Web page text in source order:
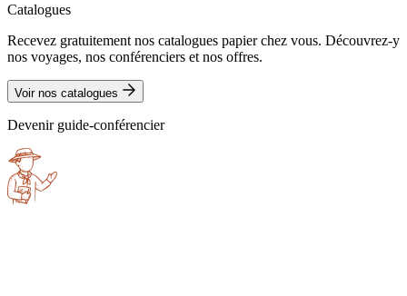
Catalogues
Recevez gratuitement nos catalogues papier chez vous. Découvrez-y
nos voyages, nos conférenciers et nos offres.
Voir nos catalogues
Devenir guide-conférencier